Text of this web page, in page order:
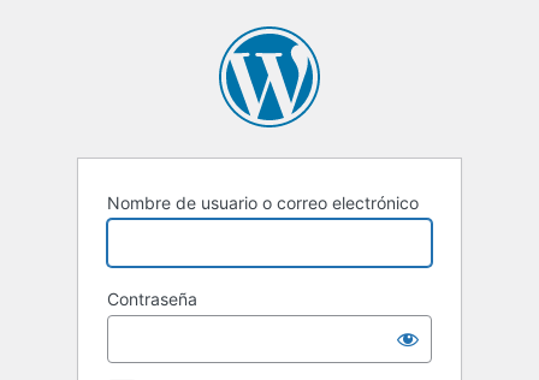
Nombre de usuario o correo electrónico
Contraseña